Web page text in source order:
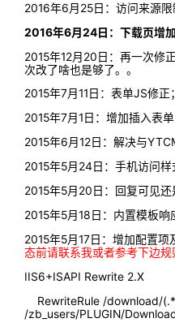
2016年6月25日：访问来源限
2016年6月24日：下载页增加
2015年12月20日：再一次修
次改了啥也是够了。。
2015年7月11日：表单JS修正；
2015年7月1日：增加插入表
2015年6月12日：解决与
2015年5月24日：手机访问样
2015年5月20日：回复可见还
2015年5月18日：内置模板响
2015年5月17日：增加配置项
态前请联系我或者参考下边
IIS6+ISAPI Rewrite 2.X
RewriteRule /download/
/zb_users/PLUGIN/